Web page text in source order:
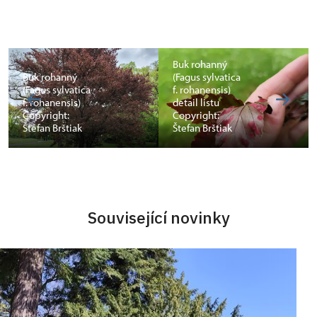
Buk rohanný
(Fagus sylvatica
f. rohanensis)
Copyright:
Štefan Brštiak
Buk rohanný
(Fagus sylvatica
f. rohanensis)
detail listu
Copyright:
Štefan Brštiak
Související novinky